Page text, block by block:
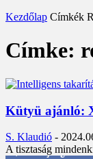
Kezdőlap Címkék
Címke:
Kütyü ajánló:
S. Klaudió -
A tisztaság
3,452 Rajongók